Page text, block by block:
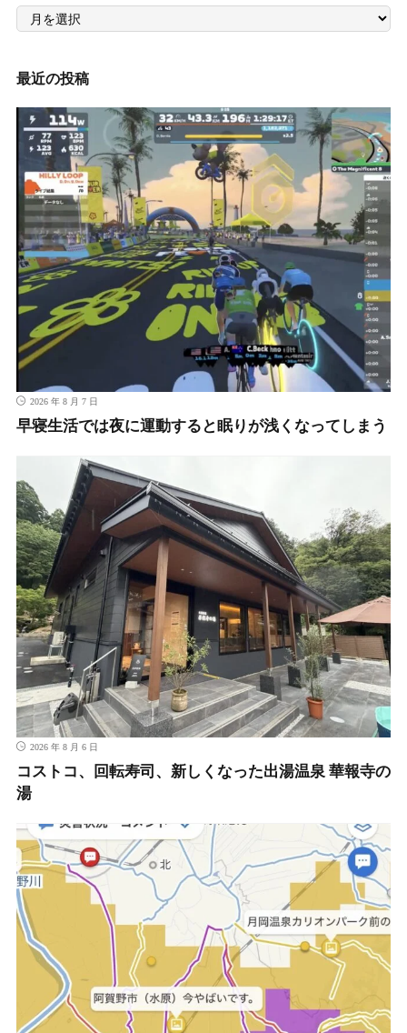
月
記
最近の投稿
2026 年 8 月 7 日
早寝生活では夜に運動すると眠りが浅くなってしまう
2026 年 8 月 6 日
コストコ、回転寿司、新しくなった出湯温泉 華報寺の
湯